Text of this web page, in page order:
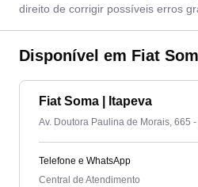
direito de corrigir possíveis erros
Disponível em Fiat
Fiat Soma | Itapeva
Av. Doutora Paulina de Morais, 665
Telefone e WhatsApp
Central de Atendimento